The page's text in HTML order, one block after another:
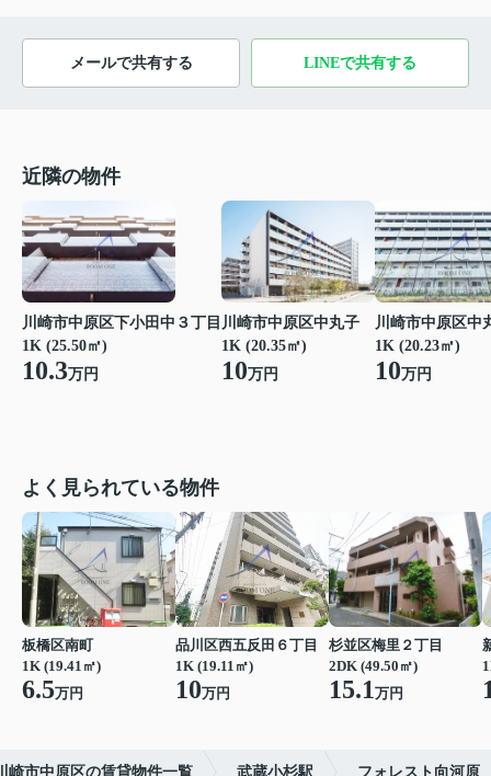
メールで共有する LINEで共有する
近隣の物件
川崎市中原区下小田中３丁目
1K (25.50㎡)
10.3万円
川崎市中原区中丸子
1K (20.35㎡)
10万円
川崎市中原区中
1K (20.23㎡)
10万円
よく見られている物件
板橋区南町
1K (19.41㎡)
6.5万円
品川区西五反田６丁目
1K (19.11㎡)
10万円
杉並区梅里２丁目
2DK (49.50㎡)
15.1万円
崎市中原区の賃貸物件一覧 武蔵小杉駅 フォレスト向河原